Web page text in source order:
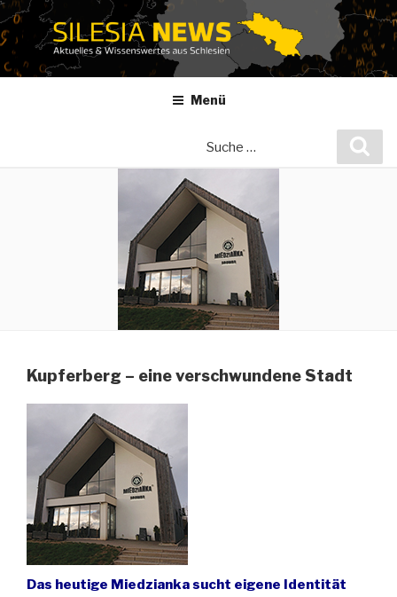
Zum
Inhalt
springen
Menü
Kupferberg – eine verschwundene Stadt
Das heutige Miedzianka sucht eigene Identität